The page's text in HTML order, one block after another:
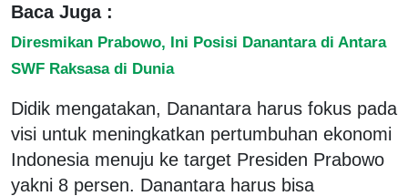
Baca Juga :
Diresmikan Prabowo, Ini Posisi Danantara di Antara
SWF Raksasa di Dunia
Didik mengatakan, Danantara harus fokus pada
visi untuk meningkatkan pertumbuhan ekonomi
Indonesia menuju ke target Presiden Prabowo
yakni 8 persen. Danantara harus bisa